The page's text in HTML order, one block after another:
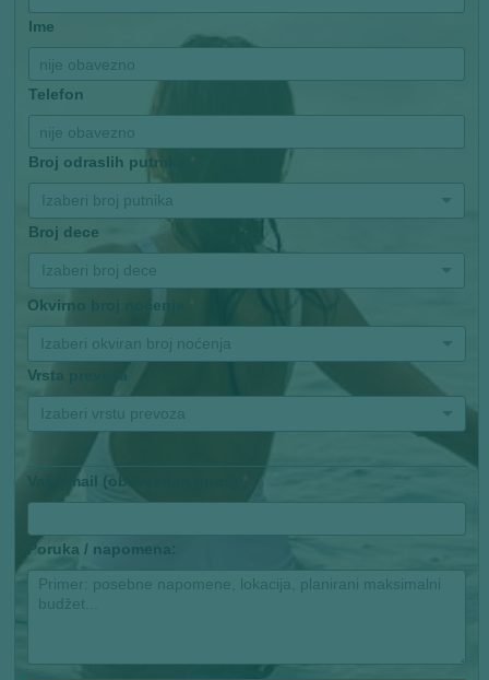
Ime
Telefon
Broj odraslih putnika *
Izaberi broj putnika
Broj dece
Izaberi broj dece
Okvirno broj noćenja *
Izaberi okviran broj noćenja
Vrsta prevoza
Izaberi vrstu prevoza
Vaš Email (obaveznan unos) *
Poruka / napomena: